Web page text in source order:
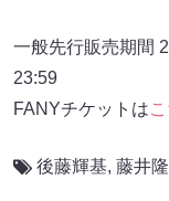
一般先行販売期間
23:59
FANYチケットは
後藤輝基, 藤井隆